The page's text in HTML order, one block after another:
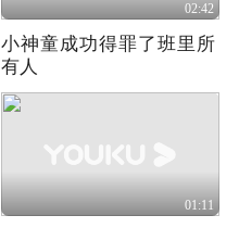
02:42
小神童成功得罪了班里所
有人
01:11